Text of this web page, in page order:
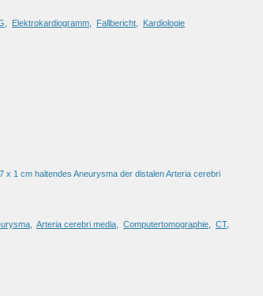
Elektrokardiogramm Fallbericht Kardiologie
x 1 cm haltendes Aneurysma der distalen Arteria cerebri
Arteria cerebri media Computertomographie CT,